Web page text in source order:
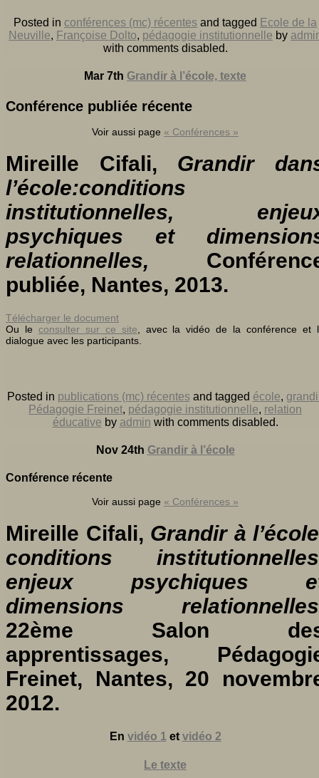
Posted in conférences (mc) récentes and tagged Ecole de la
Neuville, Françoise Dolto, pédagogie institutionnelle by
with comments disabled.
Mar 7th Grandir à l’école, texte
Conférence publiée récente
Voir aussi page « Conférences »
Mireille Cifali, Grandir
l’école:conditions
institutionnelles,
psychiques et
relationnelles,
publiée, Nantes, 2013.
Télécharger le document
Ou le consulter sur ce site , avec la vidéo de la conférence et
dialogue avec les participants.
Posted in publications (mc) récentesand tagged école,
Pédagogie Freinet, pédagogie institutionnelle, relation
éducative by admin with comments disabled.
Nov 24th Grandir à l’école
Conférence récente
Voir aussi page « Conférences »
Mireille Cifali, Grandir à
conditions
enjeux psychiques
dimensions relationnelles
22ème Salon
apprentissages,
Freinet, Nantes, 20
2012.
En vidéo 1 et vidéo 2
Le texte